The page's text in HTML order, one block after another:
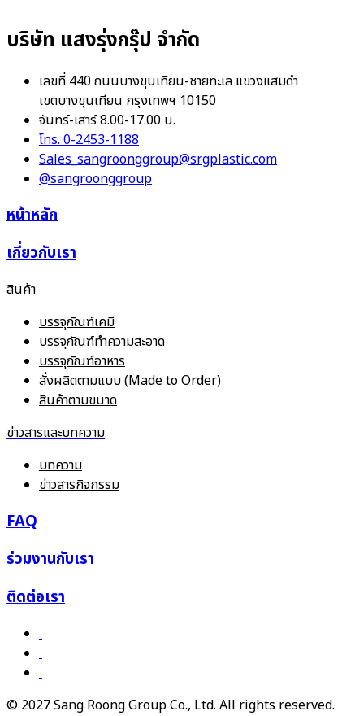
บริษัท แสงรุ่งกรุ๊ป จำกัด
เลขที่ 440 ถนนบางขุนเทียน-ชายทะเล แขวงแสมดำ
เขตบางขุนเทียน กรุงเทพฯ 10150
จันทร์-เสาร์ 8.00-17.00 น.
โทร. 0-2453-1188
Sales_sangroonggroup@srgplastic.com
@sangroonggroup
หน้าหลัก
เกี่ยวกับเรา
สินค้า
บรรจุภัณฑ์เคมี
บรรจุภัณฑ์ทำความสะอาด
บรรจุภัณฑ์อาหาร
สั่งผลิตตามแบบ (Made to Order)
สินค้าตามขนาด
ข่าวสารและบทความ
บทความ
ข่าวสารกิจกรรม
FAQ
ร่วมงานกับเรา
ติดต่อเรา
© 2027 Sang Roong Group Co., Ltd. All rights reserved.